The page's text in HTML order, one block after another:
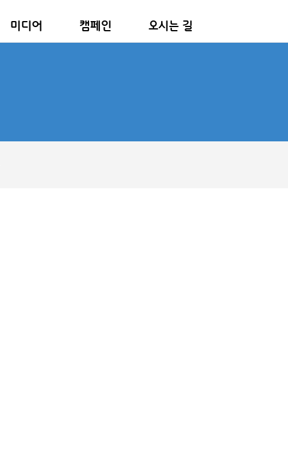
미디어 캠페인 오시는 길